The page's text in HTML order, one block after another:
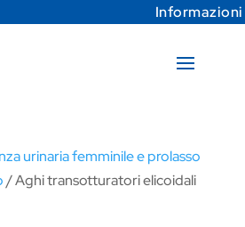
Informazioni
urinaria femminile e prolasso
/ Aghi transotturatori elicoidali